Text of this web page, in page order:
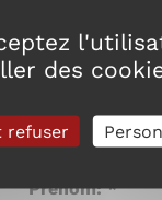
des
refuser
Prénom: *